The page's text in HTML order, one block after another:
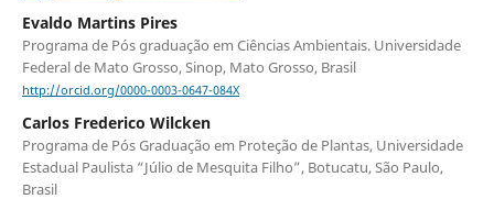
Evaldo Martins Pires
Programa de Pós graduação em Ciências Ambientais. Universidade
Federal de Mato Grosso, Sinop, Mato Grosso, Brasil
http://orcid.org/0000-0003-0647-084X
Carlos Frederico Wilcken
Programa de Pós Graduação em Proteção de Plantas, Universidade
Estadual Paulista “Júlio de Mesquita Filho”, Botucatu, São Paulo,
Brasil